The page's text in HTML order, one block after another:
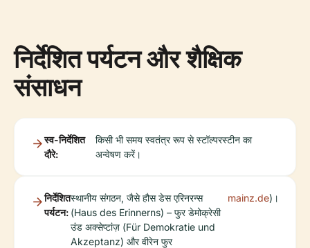
निर्देशित पर्यटन और शैक्षिक
संसाधन
स्व-निर्देशित
दौरे:
किसी भी समय स्वतंत्र रूप से स्टॉल्परस्टीन का
अन्वेषण करें।
निर्देशित
पर्यटन:
स्थानीय संगठन, जैसे हौस डेस एरिनरन्स
(Haus des Erinnerns) – फुर डेमोक्रेसी
उंड अक्सेप्टांज़ (Für Demokratie und
Akzeptanz) और वीरेन फुर
mainz.de)।